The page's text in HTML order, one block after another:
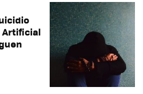
Artificial